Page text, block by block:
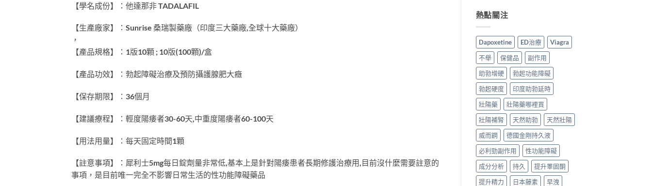
【學名成份】：他達那非 TADALAFIL
【生產廠家】：Sunrise 桑瑞製藥廠（印度三大藥廠,全球十大藥廠）
，
【產品規格】：1版10顆 ; 10版(100顆)/盒
【產品功效】：勃起障礙治療及預防攝護腺肥大癥
【保存期限】：36個月
【建議療程】：輕度陽痿者30-60天,中重度陽痿者60-100天
【用法用量】：每天固定時間1顆
【註意事項】：犀利士5mg每日錠劑量非常低,基本上是針對陽痿患者長期修護治療用,目前沒什麼需要註意的
事項，是目前唯一完全不影響日常生活的性功能障礙藥品
熱點關注
Dapoxetine ED治療
Viagra
不舉
保健品
副作用
助勃增硬
勃起功能障礙
勃起硬度
印度助勃延時
壯陽藥
壯陽藥哪裡買
壯陽補腎
天然助勃
天然壯陽
威而鋼
德國金剛持久液
必利勁副作用
性功能障礙
成分分析
持久
提升睪固酮
提升精力
日本藤素
早洩